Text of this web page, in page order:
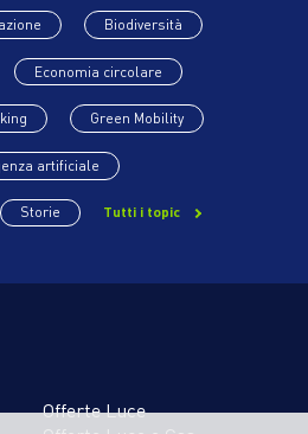
Biodiversità
Economia circolare
Green Mobility
artificiale
Storie Tutti i topic
Offerte Luce